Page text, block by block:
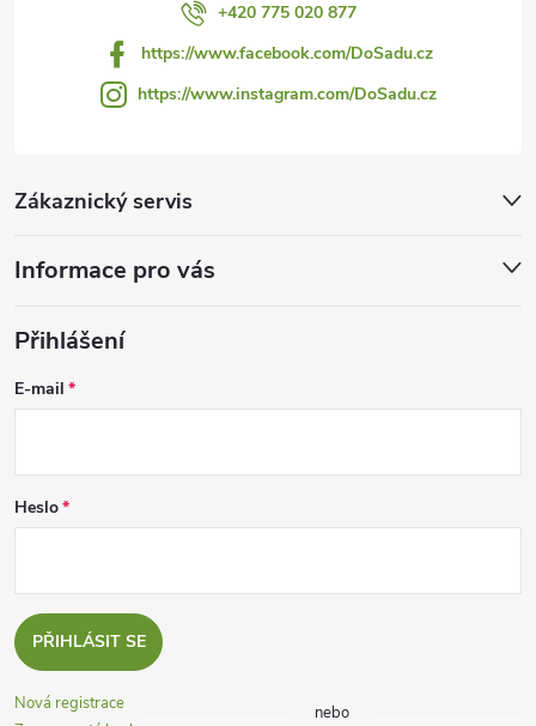
Zákaznický servis
Informace pro vás
+420 775 020 877
https://www.facebook.com/DoSadu.cz
https://www.instagram.com/DoSadu.cz
Přihlášení
E-mail
Heslo
PŘIHLÁSIT SE
Nová registrace
nebo